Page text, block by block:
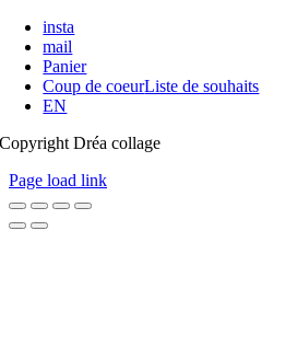
insta
mail
Panier
Coup de coeurListe de souhaits
EN
Copyright Dréa collage
Page load link